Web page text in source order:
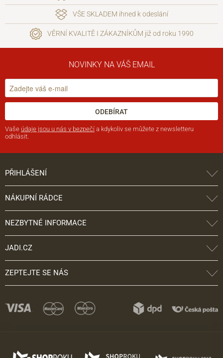
VŠE SKLADEM ihned k odeslání
VĚRNÍ KVALITĚ I ZÁKAZNÍKŮM již od roku 1990
NOVINKY NA VÁŠ EMAIL
ODEBÍRAT
Vaše údaje jsou u nás v bezpečí a kdykoliv se můžete z newsletteru
odhlásit.
PŘIHLÁŠENÍ
NÁKUPNÍ RÁDCE
NEZBYTNÉ INFORMACE
JADI.CZ
ZEPTEJTE SE NÁS